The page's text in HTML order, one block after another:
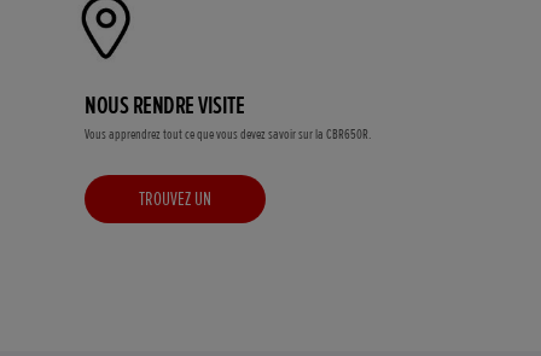
NOUS RENDRE VISITE
Vous apprendrez tout ce que vous devez savoir sur la CBR650R.
TROUVEZ UN